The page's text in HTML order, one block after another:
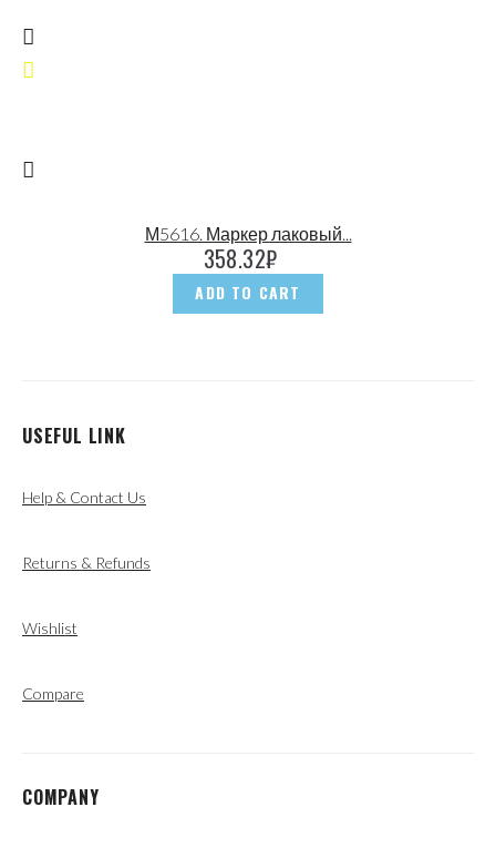
М5616. Маркер лаковый...
358.32₽
ADD TO CART
USEFUL LINK
Help & Contact Us
Returns & Refunds
Wishlist
Compare
COMPANY